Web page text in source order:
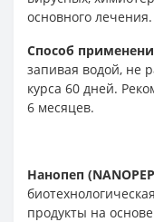
основного лечения.
Способ
запивая водой, не
курса 60 дней.
6 месяцев.
Нанопеп
продукты на